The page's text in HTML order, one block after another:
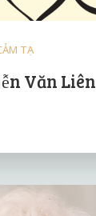
TẠ
Văn Liên